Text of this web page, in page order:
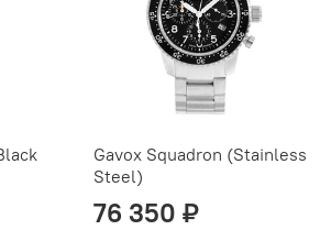
Gavox Squadron (Stainless
Steel)
76 350 ₽